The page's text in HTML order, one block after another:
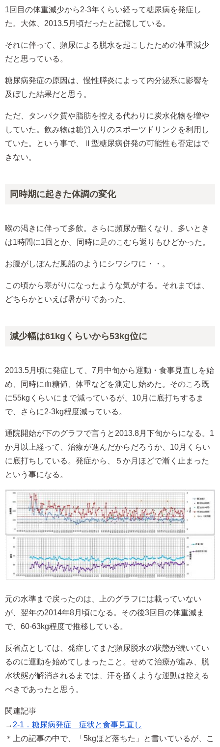
1回目の体重減少から2-3年くらい経って糖尿病を発症し
た。大体、2013.5月頃だったと記憶している。
それに伴って、頻尿による脱水を起こしたための体重減少
だと思っている。
糖尿病発症の原因は、慢性膵炎によって内分泌系に影響を
及ぼした結果だと思う。
ただ、タンパク質や脂肪を控える代わりに炭水化物を増や
していた。飲み物は糖質入りのスポーツドリンクを利用し
ていた。という事で、Ⅱ型糖尿病併発の可能性も否定はで
きない。
同時期に起きた体調の変化
喉の渇きに伴って多飲。さらに頻尿が酷くなり、多いとき
は1時間に1回とか。同時に足のこむら返りもひどかった。
お腹がしぼんだ風船のようにシワシワに・・。
この頃から寒がりになったような気がする。それまでは、
どちらかといえば暑がりであった。
減少幅は61kgくらいから53kg位に
2013.5月頃に発症して、7月中旬から運動・食事見直しを始
め、同時に血糖値、体重などを測定し始めた。そのころ既
に55kgくらいにまで減っているが、10月に底打ちするま
で、さらに2-3kg程度減っている。
通院開始が下のグラフで言うと2013.8月下旬からになる。1
か月以上経って、治療が進んだからだろうか、10月くらい
に底打ちしている。発症から、５か月ほどで漸く止まった
という事になる。
元の水準まで戻ったのは、上のグラフには載っていない
が、翌年の2014年8月頃になる。その後3回目の体重減ま
で、60-63kg程度で推移している。
反省点としては、発症してまだ頻尿脱水の状態が続いてい
るのに運動を始めてしまったこと。せめて治療が進み、脱
水状態が解消されるまでは、汗を掻くような運動は控える
べきであったと思う。
関連記事
→ 2-1．糖尿病発症 症状と食事見直し
＊上の記事の中で、「5kgほど落ちた」と書いているが、こ